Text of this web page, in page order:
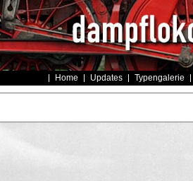
Home Updates Typengalerie